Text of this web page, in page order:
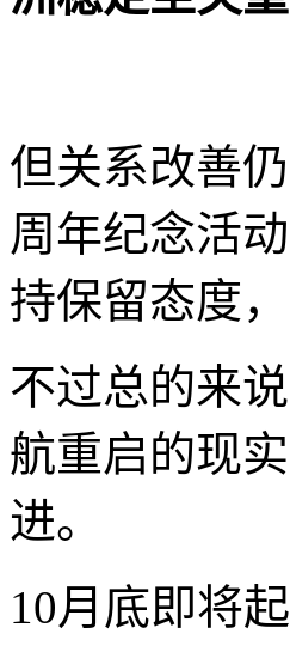
但关系改善
周年纪念活
持保留态度，
不过总的来
航重启的现
进。
10月底即将